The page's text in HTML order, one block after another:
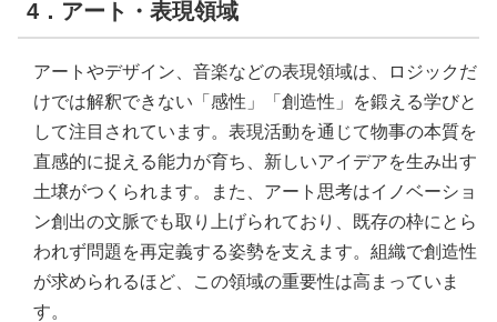
4．アート・表現領域
アートやデザイン、音楽などの表現領域は、ロジックだ
けでは解釈できない「感性」「創造性」を鍛える学びと
して注目されています。表現活動を通じて物事の本質を
直感的に捉える能力が育ち、新しいアイデアを生み出す
土壌がつくられます。また、アート思考はイノベーショ
ン創出の文脈でも取り上げられており、既存の枠にとら
われず問題を再定義する姿勢を支えます。組織で創造性
が求められるほど、この領域の重要性は高まっていま
す。